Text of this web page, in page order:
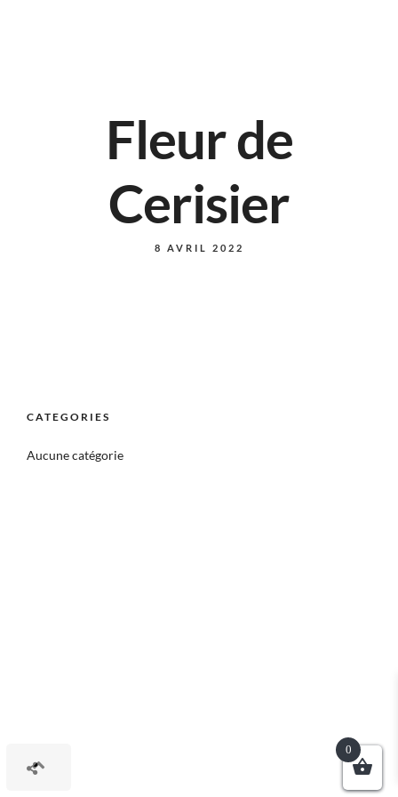
Fleur de
Cerisier
8 AVRIL 2022
CATEGORIES
Aucune catégorie
0